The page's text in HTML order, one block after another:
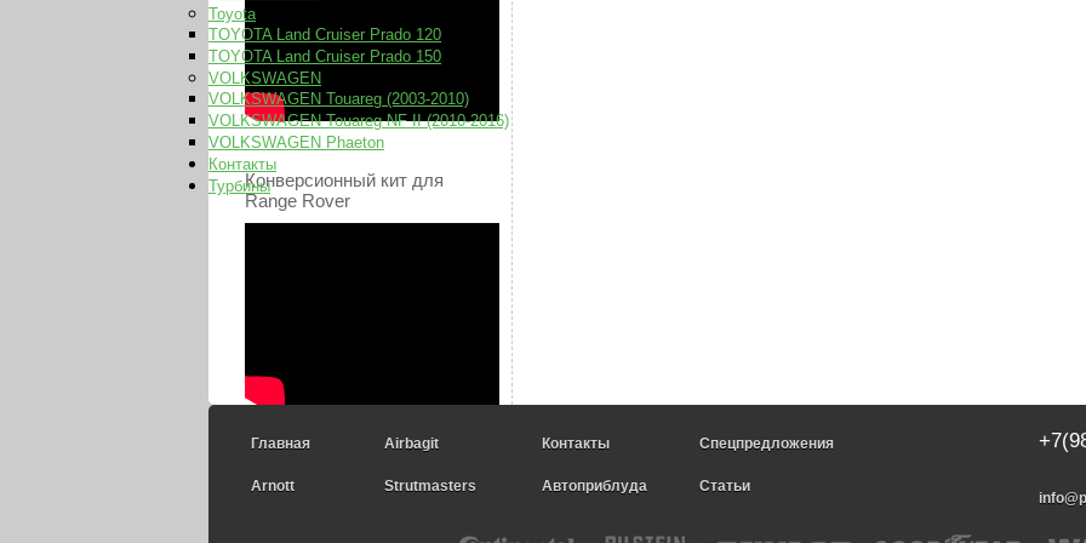
Toyota
TOYOTA Land Cruiser Prado 120
TOYOTA Land Cruiser Prado 150
VOLKSWAGEN
VOLKSWAGEN Touareg (2003-2010)
VOLKSWAGEN Touareg NF II (2010-2016)
VOLKSWAGEN Phaeton
Контакты
ТурбиныКонверсионный кит для
Range Rover
Главная Airbagit Контакты Спецпредложения
Arnott Strutmasters Автоприблуда Статьи